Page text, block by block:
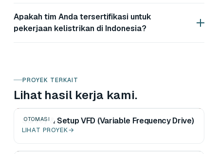
Apakah tim Anda tersertifikasi untuk
pekerjaan kelistrikan di Indonesia?
PROYEK TERKAIT
Lihat hasil kerja kami.
OTOMASI
Survey & Setup VFD (Variable Frequency Drive)
LIHAT PROYEK→